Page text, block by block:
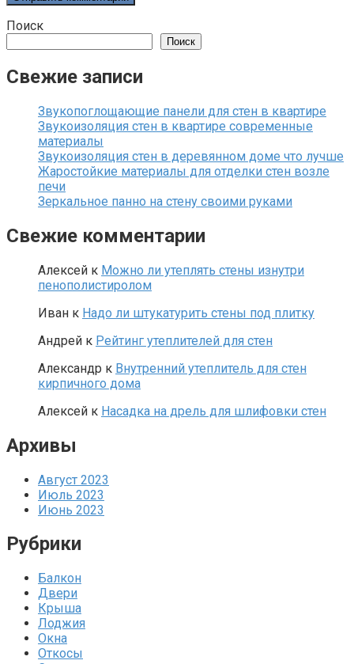
Поиск
Поиск
Свежие записи
Звукопоглощающие панели для стен в квартире
Звукоизоляция стен в квартире современные
материалы
Звукоизоляция стен в деревянном доме что лучше
Жаростойкие материалы для отделки стен возле
печи
Зеркальное панно на стену своими руками
Свежие комментарии
Алексей к Можно ли утеплять стены изнутри
пенополистиролом
Иван к Надо ли штукатурить стены под плитку
Андрей к Рейтинг утеплителей для стен
Александр к Внутренний утеплитель для стен
кирпичного дома
Алексей к Насадка на дрель для шлифовки стен
Архивы
Август 2023
Июль 2023
Июнь 2023
Рубрики
Балкон
Двери
Крыша
Лоджия
Окна
Откосы